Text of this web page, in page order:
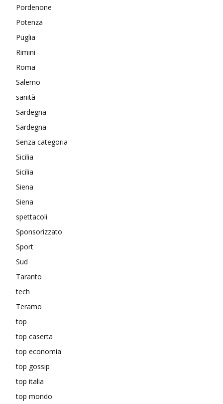
Pordenone
Potenza
Puglia
Rimini
Roma
Salerno
sanità
Sardegna
Sardegna
Senza categoria
Sicilia
Sicilia
Siena
Siena
spettacoli
Sponsorizzato
Sport
Sud
Taranto
tech
Teramo
top
top caserta
top economia
top gossip
top italia
top mondo